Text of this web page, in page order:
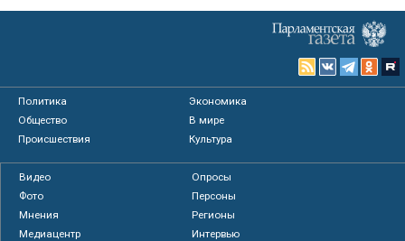
Политика
Экономика
Общество
В мире
Происшествия
Культура
Видео
Опросы
Фото
Персоны
Мнения
Регионы
Медиацентр
Интервью